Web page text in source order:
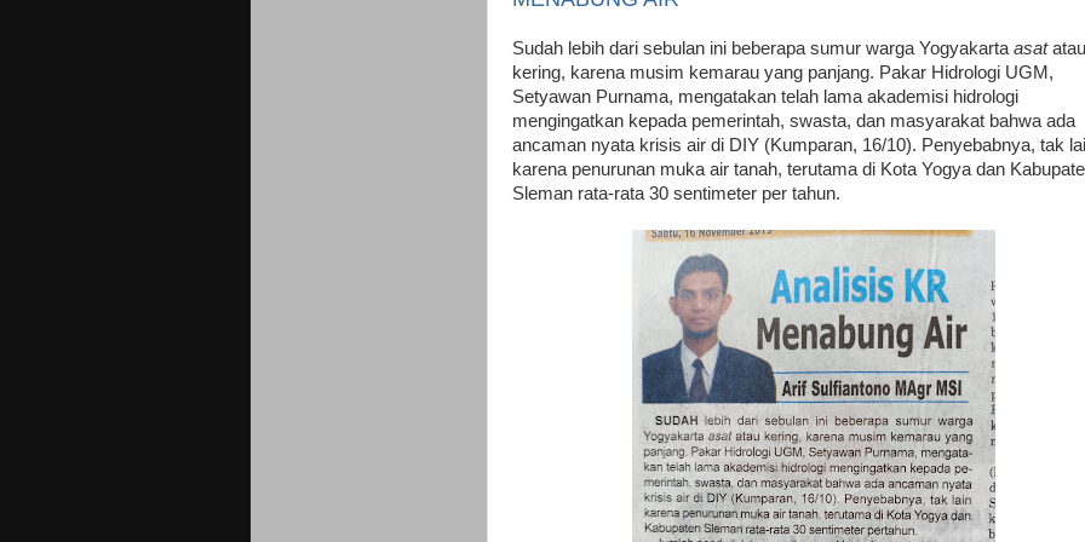
Sudah lebih dari sebulan ini beberapa sumur warga Yogyakartaasatatau
kering, karena musim kemarau yang panjang. Pakar Hidrologi UGM,
Setyawan Purnama, mengatakan telah lama akademisi hidrologi
mengingatkan kepada pemerintah, swasta, dan masyarakat bahwa ada
ancaman nyata krisis air di DIY (Kumparan, 16/10). Penyebabnya, tak
karena penurunan muka air tanah, terutama di Kota Yogya dan
Sleman rata-rata 30 sentimeter per tahun.